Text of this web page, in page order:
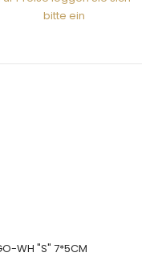
bitte ein
WH "S" 7*5CM